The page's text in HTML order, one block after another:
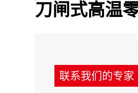
刀闸式高温
联系我们的专